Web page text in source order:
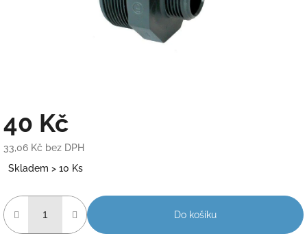
40 Kč
33,06 Kč bez DPH
cena:
Skladem > 10 Ks
Do košíku